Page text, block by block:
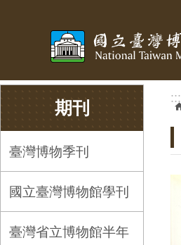
期刊
臺灣博物季刊
國立臺灣博物館學刊
臺灣省立博物館半年
:::